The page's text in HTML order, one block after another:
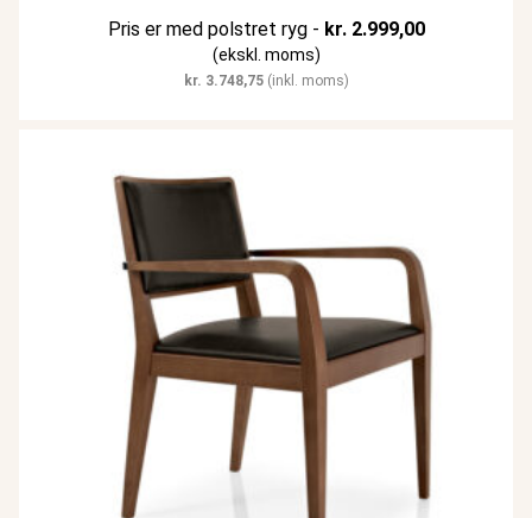
Pris er med polstret ryg - kr.2.999,00
(ekskl. moms)
kr. 3.748,75(inkl. moms)